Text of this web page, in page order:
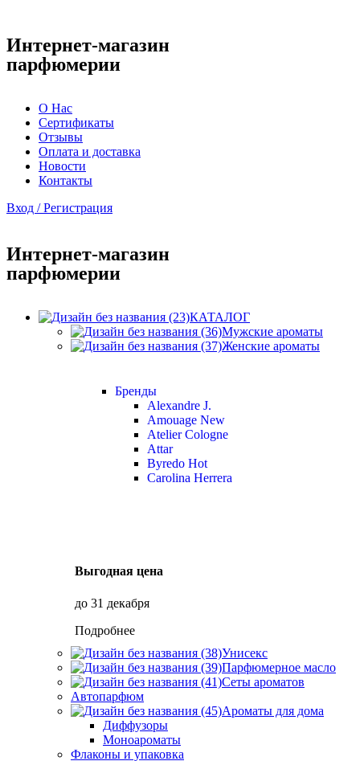
Интернет-магазин
парфюмерии
О Нас
Сертификаты
Отзывы
Оплата и доставка
Новости
Контакты
Вход / Регистрация
Интернет-магазин
парфюмерии
КАТАЛОГ
Мужские ароматы
Женские ароматы
Бренды
Alexandre J.
Amouage New
Atelier Cologne
Attar
Byredo Hot
Carolina Herrera
Выгодная цена
до 31 декабря
Подробнее
Унисекс
Парфюмерное масло
Сеты ароматов
Автопарфюм
Ароматы для дома
Диффузоры
Моноароматы
Флаконы и упаковка